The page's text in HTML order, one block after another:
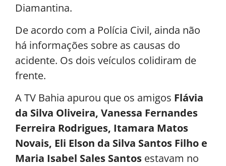
Diamantina.
De acordo com a Polícia Civil, ainda não
há informações sobre as causas do
acidente. Os dois veículos colidiram de
frente.
A TV Bahia apurou que os amigos Flávia
da Silva Oliveira, Vanessa Fernandes
Ferreira Rodrigues, Itamara Matos
Novais, Eli Elson da Silva Santos Filho e
Maria Isabel Sales Santos estavam no